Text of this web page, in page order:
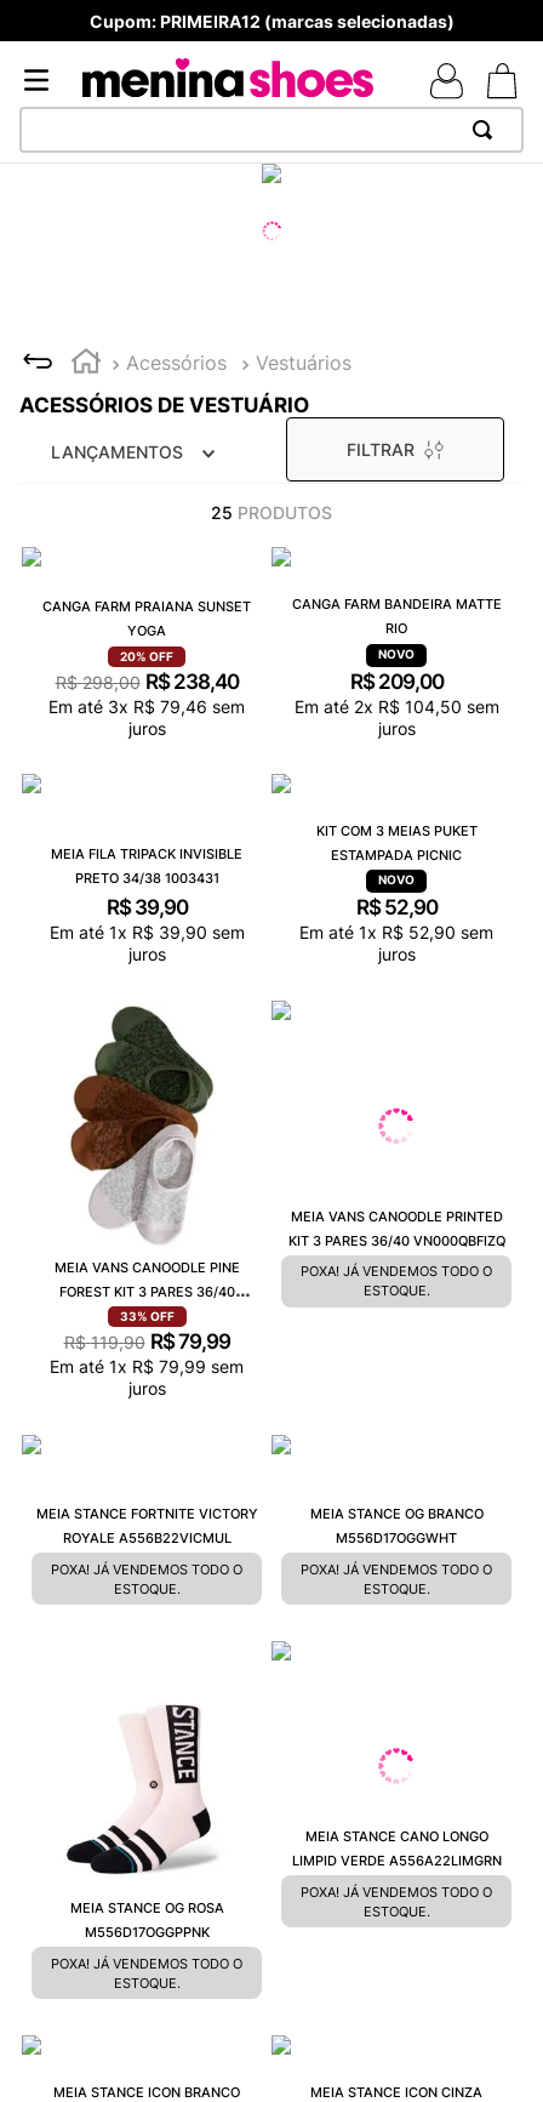
Cupom: PRIMEIRA12 (marcas selecionadas)
Acessórios
Vestuários
ACESSÓRIOS DE VESTUÁRIO
LANÇAMENTOS FILTRAR
25 PRODUTOS
CANGA FARM PRAIANA SUNSET
YOGA
20% OFF
R$ 298,00 R$ 238,40
Em até 3x R$ 79,46 sem
juros
CANGA FARM BANDEIRA MATTE
RIO
R$ 209,00
Em até 2x R$ 104,50 sem
juros
MEIA FILA TRIPACK INVISIBLE
PRETO 34/38 1003431
R$ 39,90
Em até 1x R$ 39,90 sem
juros
KIT COM 3 MEIAS PUKET
ESTAMPADA PICNIC
R$ 52,90
Em até 1x R$ 52,90 sem
juros
MEIA VANS CANOODLE PINE
FOREST KIT 3 PARES 36/40
VN000QBFEN6
33% OFF
R$ 119,90 R$79,99
Em até 1x R$ 79,99 sem
juros
MEIA VANS CANOODLE PRINTED
KIT 3 PARES 36/40 VN000QBFIZQ
POXA! JÁ VENDEMOS TODO O
ESTOQUE.
MEIA STANCE FORTNITE VICTORY
ROYALE A556B22VICMUL
POXA! JÁ VENDEMOS TODO O
ESTOQUE.
MEIA STANCE OG BRANCO
M556D17OGGWHT
POXA! JÁ VENDEMOS TODO O
ESTOQUE.
MEIA STANCE OG ROSA
M556D17OGGPPNK
POXA! JÁ VENDEMOS TODO O
ESTOQUE.
MEIA STANCE CANO LONGO
LIMPID VERDE A556A22LIMGRN
POXA! JÁ VENDEMOS TODO O
ESTOQUE.
MEIA STANCE ICON BRANCO
MEIA STANCE ICON CINZA
MELISSA SLIDE
VANS TÊNIS VANS ULTRARANGE
10º NEW BALANCE 204L